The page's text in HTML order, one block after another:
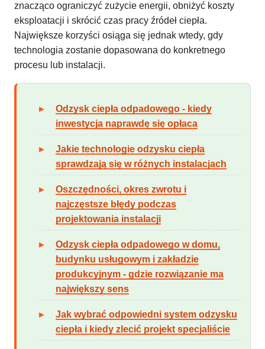
znacząco ograniczyć zużycie energii, obniżyć koszty
eksploatacji i skrócić czas pracy źródeł ciepła.
Największe korzyści osiąga się jednak wtedy, gdy
technologia zostanie dopasowana do konkretnego
procesu lub instalacji.
Odzysk ciepła odpadowego - kiedy
inwestycja naprawdę się opłaca
Jakie technologie odzysku ciepła
sprawdzają się w różnych instalacjach
Oszczędności, okres zwrotu i
najczęstsze błędy podczas
projektowania instalacji
Odzysk ciepła odpadowego w domu,
budynku usługowym i zakładzie
produkcyjnym - gdzie rozwiązanie ma
największy sens
Jak wybrać odpowiedni system odzysku
ciepła i kiedy zlecić projekt specjaliście